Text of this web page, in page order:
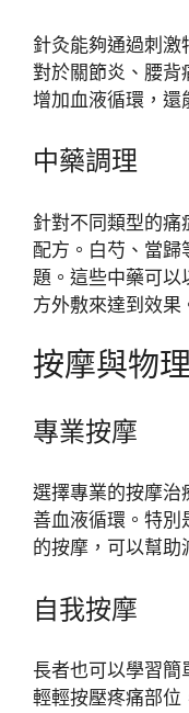
針灸能夠通過刺激
對於關節炎、腰背
增加血液循環，還
中藥調理
針對不同類型的痛
配方。白芍、當歸
題。這些中藥可以
方外敷來達到效果
按摩與物
專業按摩
選擇專業的按摩治
善血液循環。特別
的按摩，可以幫助
自我按摩
長者也可以學習簡
輕輕按壓疼痛部位